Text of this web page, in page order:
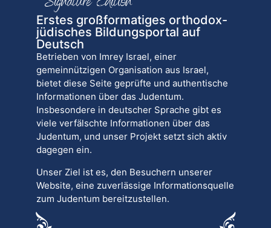
Erstes großformatiges orthodox-
jüdisches Bildungsportal auf
Deutsch
Betrieben von Imrey Israel, einer
gemeinnützigen Organisation aus Israel,
bietet diese Seite geprüfte und authentische
Informationen über das Judentum.
Insbesondere in deutscher Sprache gibt es
viele verfälschte Informationen über das
Judentum, und unser Projekt setzt sich aktiv
dagegen ein.
Unser Ziel ist es, den Besuchern unserer
Website, eine zuverlässige Informationsquelle
zum Judentum bereitzustellen.